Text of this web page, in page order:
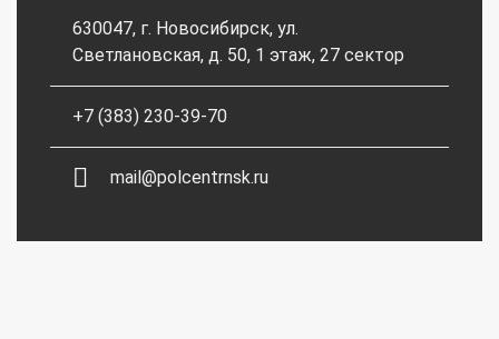
630047, г. Новосибирск, ул.
Светлановская, д. 50, 1 этаж, 27 сектор
+7 (383) 230-39-70
mail@polcentrnsk.ru